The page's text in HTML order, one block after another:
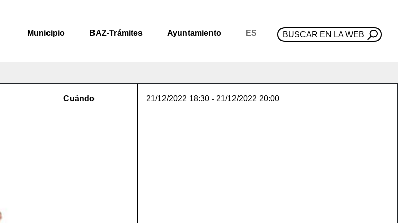
Municipio BAZ-Trámites Ayuntamiento ES BUSCAR EN LA WEB
Cuándo 21/12/2022 18:30 - 21/12/2022 20:00